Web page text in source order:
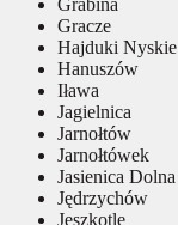
Gracze
Hajduki Nyskie
Hanuszów
Iława
Jagielnica
Jarnołtów
Jarnołtówek
Jasienica Dolna
Jędrzychów
Jeszkotle